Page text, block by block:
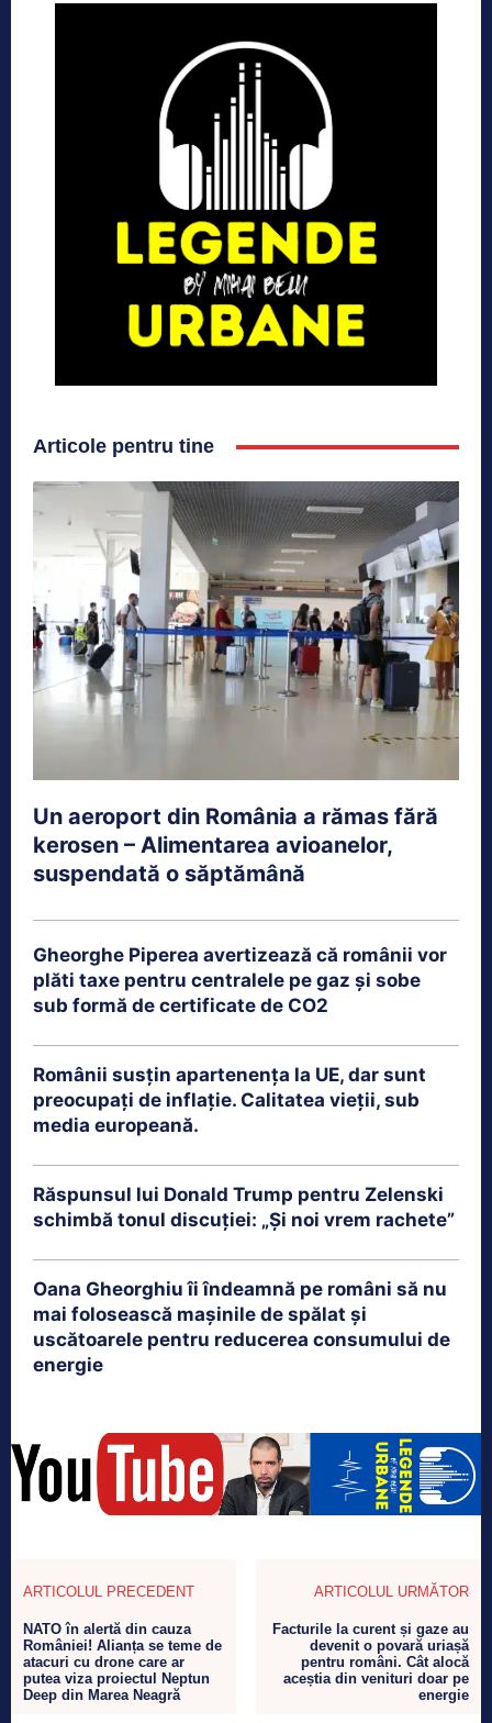
Articole pentru tine
Un aeroport din România a rămas fără
kerosen – Alimentarea avioanelor,
suspendată o săptămână
Gheorghe Piperea avertizează că românii vor
plăti taxe pentru centralele pe gaz și sobe
sub formă de certificate de CO2
Românii susțin apartenența la UE, dar sunt
preocupați de inflație. Calitatea vieții, sub
media europeană.
Răspunsul lui Donald Trump pentru Zelenski
schimbă tonul discuției: „Și noi vrem rachete”
Oana Gheorghiu îi îndeamnă pe români să nu
mai folosească mașinile de spălat și
uscătoarele pentru reducerea consumului de
energie
ARTICOLUL PRECEDENT
NATO în alertă din cauza
României! Alianța se teme de
atacuri cu drone care ar
putea viza proiectul Neptun
Deep din Marea Neagră
ARTICOLUL URMĂTOR
Facturile la curent și gaze au
devenit o povară uriașă
pentru români. Cât alocă
aceștia din venituri doar pe
energie